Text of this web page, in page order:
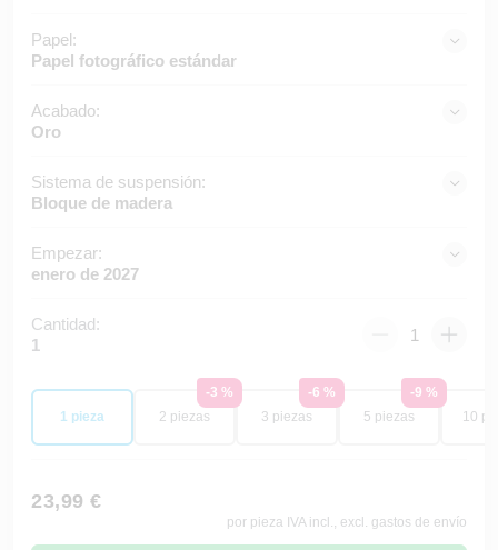
Papel:
Papel fotográfico estándar
Acabado:
Oro
Sistema de suspensión:
Bloque de madera
Empezar:
enero de 2027
Cantidad:
1
1 pieza
-3 %
2 piezas
-6 %
3 piezas
-9 %
5 piezas
10
23,99 €
por pieza IVA incl., excl. gastos de envío